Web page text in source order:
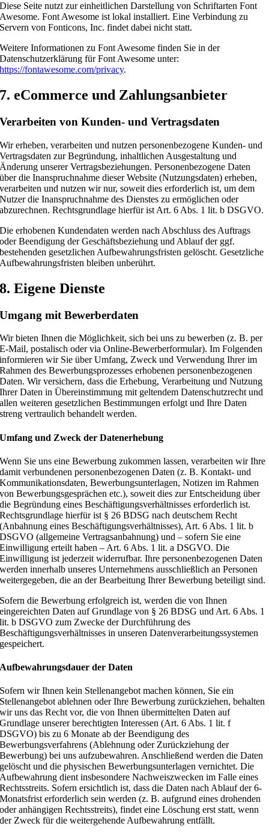
Diese Seite nutzt zur einheitlichen Darstellung von Schriftarten Font
Awesome. Font Awesome ist lokal installiert. Eine Verbindung zu
Servern von Fonticons, Inc. findet dabei nicht statt.
Weitere Informationen zu Font Awesome finden Sie in der
Datenschutzerklärung für Font Awesome unter:
https://fontawesome.com/privacy.
7. eCommerce und Zahlungs­anbieter
Verarbeiten von Kunden- und Vertragsdaten
Wir erheben, verarbeiten und nutzen personenbezogene Kunden- und
Vertragsdaten zur Begründung, inhaltlichen Ausgestaltung und
Änderung unserer Vertragsbeziehungen. Personenbezogene Daten
über die Inanspruchnahme dieser Website (Nutzungsdaten) erheben,
verarbeiten und nutzen wir nur, soweit dies erforderlich ist, um dem
Nutzer die Inanspruchnahme des Dienstes zu ermöglichen oder
abzurechnen. Rechtsgrundlage hierfür ist Art. 6 Abs. 1 lit. b DSGVO.
Die erhobenen Kundendaten werden nach Abschluss des Auftrags
oder Beendigung der Geschäftsbeziehung und Ablauf der ggf.
bestehenden gesetzlichen Aufbewahrungsfristen gelöscht. Gesetzliche
Aufbewahrungsfristen bleiben unberührt.
8. Eigene Dienste
Umgang mit Bewerberdaten
Wir bieten Ihnen die Möglichkeit, sich bei uns zu bewerben (z. B. per
E-Mail, postalisch oder via Online-Bewerberformular). Im Folgenden
informieren wir Sie über Umfang, Zweck und Verwendung Ihrer im
Rahmen des Bewerbungsprozesses erhobenen personenbezogenen
Daten. Wir versichern, dass die Erhebung, Verarbeitung und Nutzung
Ihrer Daten in Übereinstimmung mit geltendem Datenschutzrecht und
allen weiteren gesetzlichen Bestimmungen erfolgt und Ihre Daten
streng vertraulich behandelt werden.
Umfang und Zweck der Datenerhebung
Wenn Sie uns eine Bewerbung zukommen lassen, verarbeiten wir Ihre
damit verbundenen personenbezogenen Daten (z. B. Kontakt- und
Kommunikationsdaten, Bewerbungsunterlagen, Notizen im Rahmen
von Bewerbungsgesprächen etc.), soweit dies zur Entscheidung über
die Begründung eines Beschäftigungsverhältnisses erforderlich ist.
Rechtsgrundlage hierfür ist § 26 BDSG nach deutschem Recht
(Anbahnung eines Beschäftigungsverhältnisses), Art. 6 Abs. 1 lit. b
DSGVO (allgemeine Vertragsanbahnung) und – sofern Sie eine
Einwilligung erteilt haben – Art. 6 Abs. 1 lit. a DSGVO. Die
Einwilligung ist jederzeit widerrufbar. Ihre personenbezogenen Daten
werden innerhalb unseres Unternehmens ausschließlich an Personen
weitergegeben, die an der Bearbeitung Ihrer Bewerbung beteiligt sind.
Sofern die Bewerbung erfolgreich ist, werden die von Ihnen
eingereichten Daten auf Grundlage von § 26 BDSG und Art. 6 Abs. 1
lit. b DSGVO zum Zwecke der Durchführung des
Beschäftigungsverhältnisses in unseren Datenverarbeitungssystemen
gespeichert.
Aufbewahrungsdauer der Daten
Sofern wir Ihnen kein Stellenangebot machen können, Sie ein
Stellenangebot ablehnen oder Ihre Bewerbung zurückziehen, behalten
wir uns das Recht vor, die von Ihnen übermittelten Daten auf
Grundlage unserer berechtigten Interessen (Art. 6 Abs. 1 lit. f
DSGVO) bis zu 6 Monate ab der Beendigung des
Bewerbungsverfahrens (Ablehnung oder Zurückziehung der
Bewerbung) bei uns aufzubewahren. Anschließend werden die Daten
gelöscht und die physischen Bewerbungsunterlagen vernichtet. Die
Aufbewahrung dient insbesondere Nachweiszwecken im Falle eines
Rechtsstreits. Sofern ersichtlich ist, dass die Daten nach Ablauf der 6-
Monatsfrist erforderlich sein werden (z. B. aufgrund eines drohenden
oder anhängigen Rechtsstreits), findet eine Löschung erst statt, wenn
der Zweck für die weitergehende Aufbewahrung entfällt.